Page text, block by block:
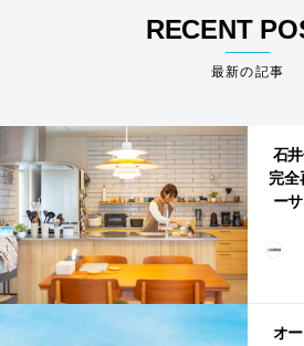
RECENT
最新の記事
石
完
ー
オ